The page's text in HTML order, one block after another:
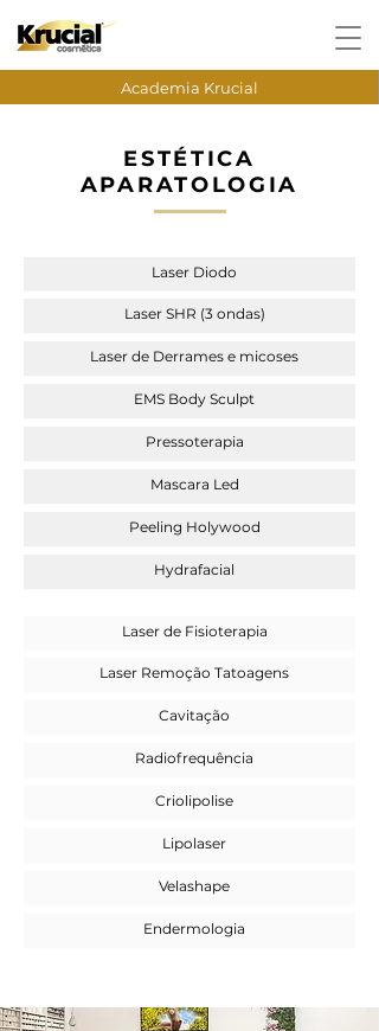
Academia Krucial
ESTÉTICA
APARATOLOGIA
Laser Diodo
Laser SHR (3 ondas)
Laser de Derrames e micoses
EMS Body Sculpt
Pressoterapia
Mascara Led
Peeling Holywood
Hydrafacial
Laser de Fisioterapia
Laser Remoção Tatoagens
Cavitação
Radiofrequência
Criolipolise
Lipolaser
Velashape
Endermologia